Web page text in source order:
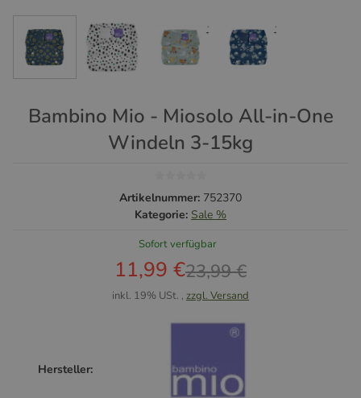
Bambino Mio - Miosolo All-in-One
Windeln 3-15kg
Artikelnummer: 752370
Kategorie: Sale %
Sofort verfügbar
11,99 €23,99 €
inkl. 19% USt. , zzgl. Versand
Hersteller: